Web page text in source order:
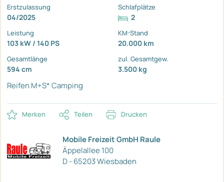
Erstzulassung
04/2025
Schlafplätze
2
Leistung
103 kW / 140 PS
KM-Stand
20.000 km
Gesamtlänge
594 cm
zul. Gesamtgew.
3.500 kg
Reifen M+S* Camping
Merken Teilen Drucken
Mobile Freizeit GmbH Raule
Äppelallee 100
D - 65203 Wiesbaden